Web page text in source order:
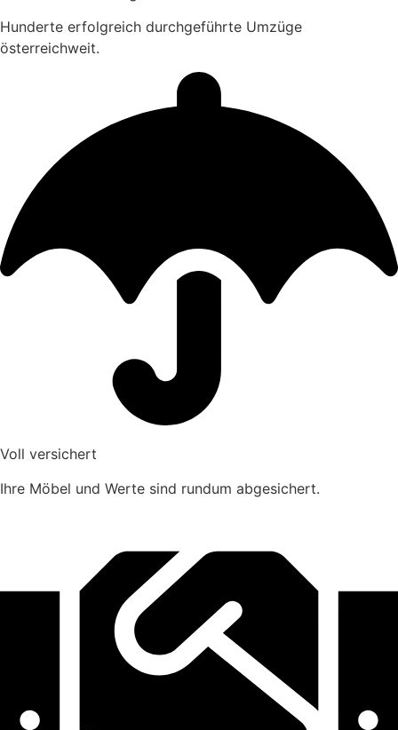
Hunderte erfolgreich durchgeführte Umzüge
österreichweit.
Voll versichert
Ihre Möbel und Werte sind rundum abgesichert.